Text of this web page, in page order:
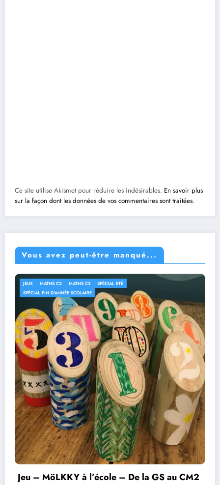
Ce site utilise Akismet pour réduire les indésirables. En savoir plus
sur la façon dont les données de vos commentaires sont traitées.
Vous avez peut-être manqué...
JEUX MATHS C2 MATHS C3
SPÉCIAL ETÉ
SPÉCIAL FIN D'ANNÉE SCOLAIRE
Jeu – MöLKKY à l’école – De la GS au CM2